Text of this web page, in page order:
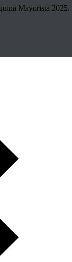
Mayorista 2025.